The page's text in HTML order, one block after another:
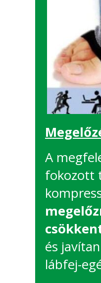
A
fokozott
és
lábfej-